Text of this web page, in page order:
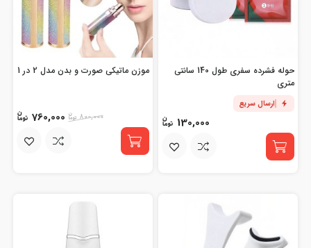
حوله فشرده سفری طول 140 سانتی
متری
ارسال سریع
130,000
موزن ماتیکی صورت و بدن مدل 2 در 1
800,000
760,000